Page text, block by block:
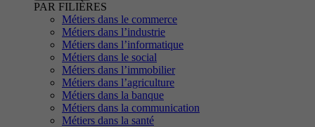
PAR FILIÈRES
Métiers dans le commerce
Métiers dans l’industrie
Métiers dans l’informatique
Métiers dans le social
Métiers dans l’immobilier
Métiers dans l’agriculture
Métiers dans la banque
Métiers dans la communication
Métiers dans la santé